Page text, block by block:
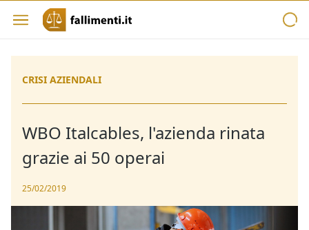
CRISI AZIENDALI
WBO Italcables, l'azienda rinata
grazie ai 50 operai
25/02/2019